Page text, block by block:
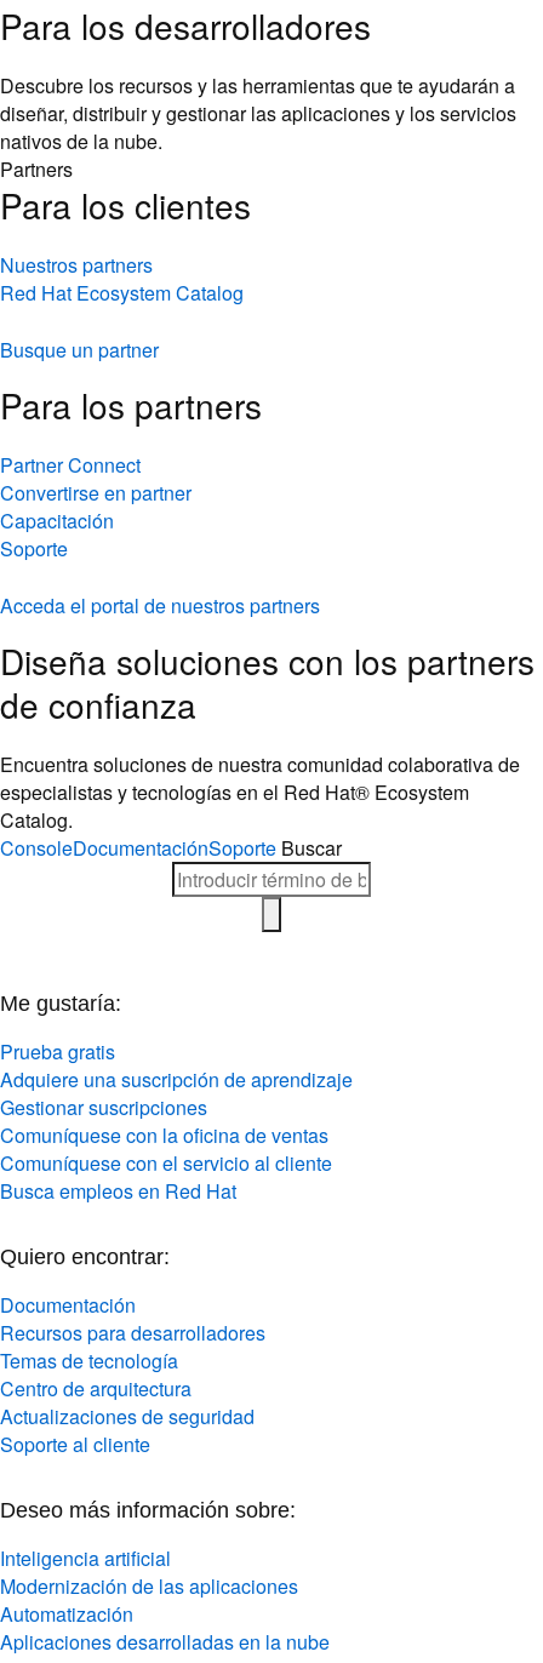
Para los desarrolladores
Descubre los recursos y las herramientas que te ayudarán a
diseñar, distribuir y gestionar las aplicaciones y los servicios
nativos de la nube.
Partners
Para los clientes
Nuestros partners
Red Hat Ecosystem Catalog
Busque un partner
Para los partners
Partner Connect
Convertirse en partner
Capacitación
Soporte
Acceda el portal de nuestros partners
Diseña soluciones con los partners
de confianza
Encuentra soluciones de nuestra comunidad colaborativa de
especialistas y tecnologías en el Red Hat® Ecosystem
Catalog.
ConsoleDocumentaciónSoporte Buscar
Me gustaría:
Prueba gratis
Adquiere una suscripción de aprendizaje
Gestionar suscripciones
Comuníquese con la oficina de ventas
Comuníquese con el servicio al cliente
Busca empleos en Red Hat
Quiero encontrar:
Documentación
Recursos para desarrolladores
Temas de tecnología
Centro de arquitectura
Actualizaciones de seguridad
Soporte al cliente
Deseo más información sobre:
Inteligencia artificial
Modernización de las aplicaciones
Automatización
Aplicaciones desarrolladas en la nube